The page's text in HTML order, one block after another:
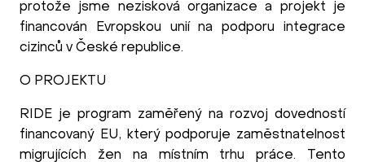
protože jsme nezisková organizace a projekt je
financován Evropskou unií na podporu integrace
cizinců v České republice.
O PROJEKTU
RIDE je program zaměřený na rozvoj dovedností
financovaný EU, který podporuje zaměstnatelnost
migrujících žen na místním trhu práce. Tento